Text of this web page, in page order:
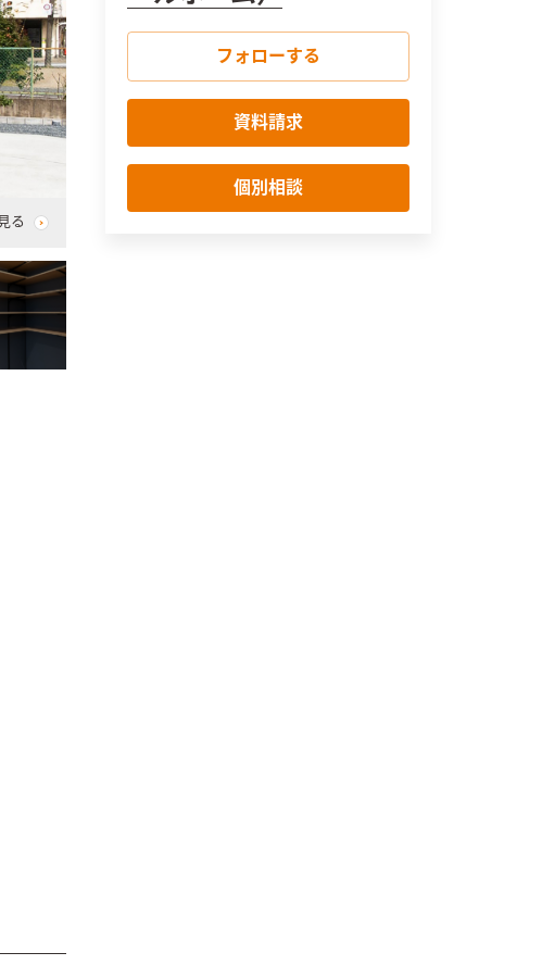
る
フォローする
資料請求
個別相談